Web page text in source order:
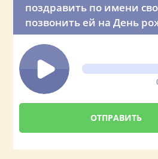
поздравить по имени
позвонить ей на День
телефону